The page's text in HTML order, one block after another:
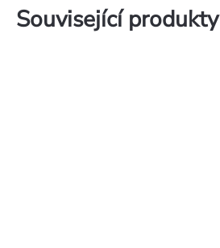
Související produkty